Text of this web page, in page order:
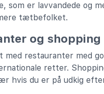
som er lavvandede og
tætbefolket.
og shopping
med restauranter med
retter.
hvis du er på udkig